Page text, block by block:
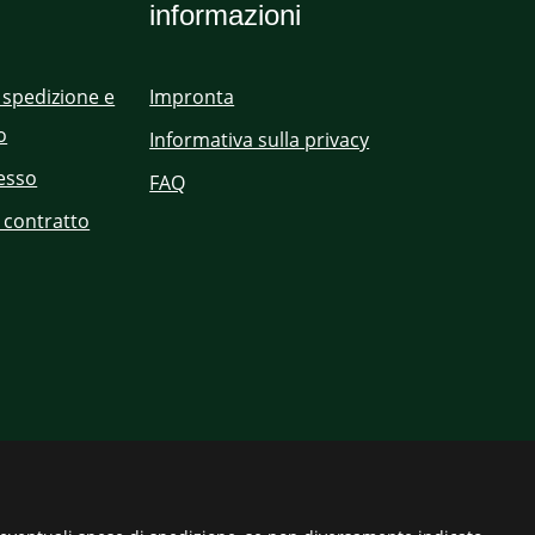
e
contratto
informazioni
Impronta
Informativa sulla privacy
FAQ